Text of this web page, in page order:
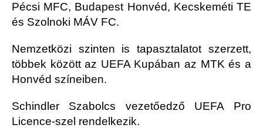
Pécsi MFC, Budapest Honvéd, Kecskeméti TE
és Szolnoki MÁV FC.
Nemzetközi szinten is tapasztalatot szerzett,
többek között az UEFA Kupában az MTK és a
Honvéd színeiben.
Schindler Szabolcs vezetőedző UEFA Pro
Licence-szel rendelkezik.